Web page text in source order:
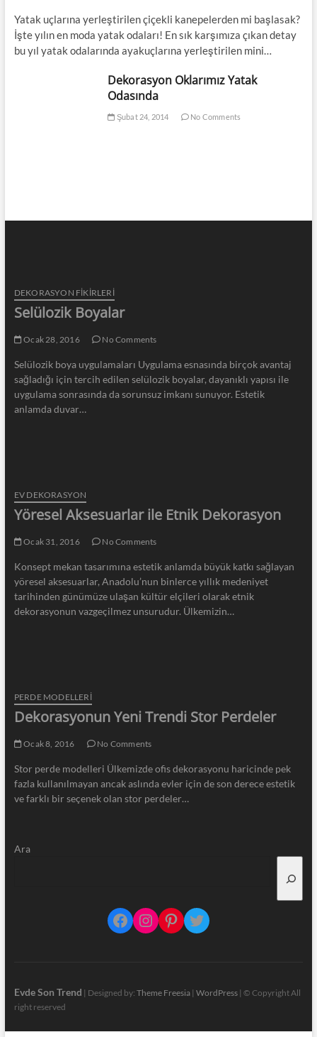
Yatak uçlarına yerleştirilen çiçekli kanepelerden mi başlasak?
İşte yılın en moda yatak odaları! En sık karşımıza çıkan detay
bu yıl yatak odalarında ayakuçlarına yerleştirilen mini…
Dekorasyon Oklarımız Yatak
Odasında
Şubat 24, 2014 No Comments
DEKORASYON FİKİRLERİ
Selülozik Boyalar
Ocak 28, 2016 No Comments
Selülozik boya uygulamaları Uygulama esnasında birçok avantaj
sağladığı için tercih edilen selülozik boyalar, dayanıklı yapısı ile
uygulama sonrasında da sorunsuz imkanı sunuyor. Estetik
anlamda duvar…
EV DEKORASYON
Yöresel Aksesuarlar ile Etnik Dekorasyon
Ocak 31, 2016 No Comments
Konsept mekan tasarımına estetik anlamda büyük katkı sağlayan
yöresel aksesuarlar, Anadolu’nun binlerce yıllık medeniyet
tarihinden günümüze ulaşan kültür elçileri olarak etnik
dekorasyonun vazgeçilmez unsurudur. Ülkemizin…
PERDE MODELLERI
Dekorasyonun Yeni Trendi Stor Perdeler
Ocak 8, 2016 No Comments
Stor perde modelleri Ülkemizde ofis dekorasyonu haricinde pek
fazla kullanılmayan ancak aslında evler için de son derece estetik
ve farklı bir seçenek olan stor perdeler…
Ara
Facebook
Instagram
Pinterest
Twitter
Evde Son Trend | Designed by: Theme Freesia| WordPress| © Copyright All
right reserved